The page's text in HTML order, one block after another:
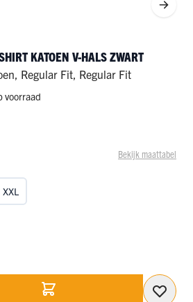
KATOEN V-HALS ZWART
, Regular Fit, Regular Fit
voorraad
Bekijk maattabel
XXL